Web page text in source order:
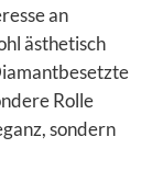
an
ästhetisch
Rolle
sondern